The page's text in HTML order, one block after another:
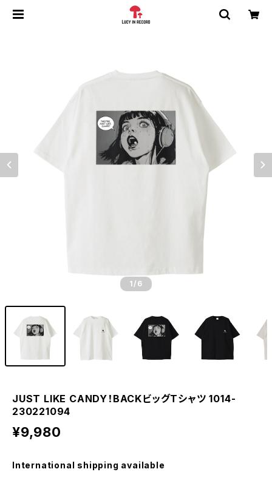
1 /6
JUST LIKE CANDY！BACKビッグTシャツ 1014-
230221094
¥9,980
International shipping available